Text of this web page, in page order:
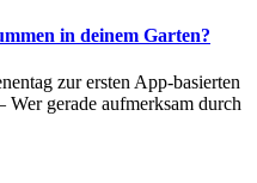
in deinem Garten?
zur ersten App-basierten
gerade aufmerksam durch